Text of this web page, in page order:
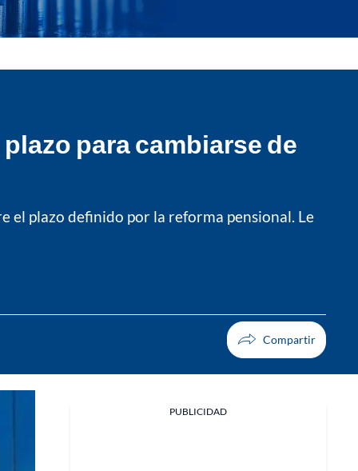
para cambiarse de
el plazo definido por la reforma pensional. Le
PUBLICIDAD